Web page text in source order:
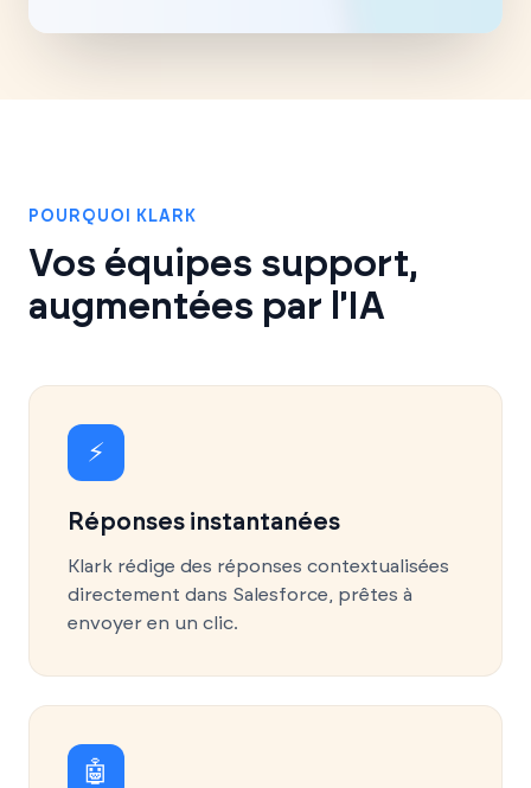
POURQUOI KLARK
Vos équipes support,
augmentées par l'IA
⚡
Réponses instantanées
Klark rédige des réponses contextualisées
directement dans Salesforce, prêtes à
envoyer en un clic.
🤖